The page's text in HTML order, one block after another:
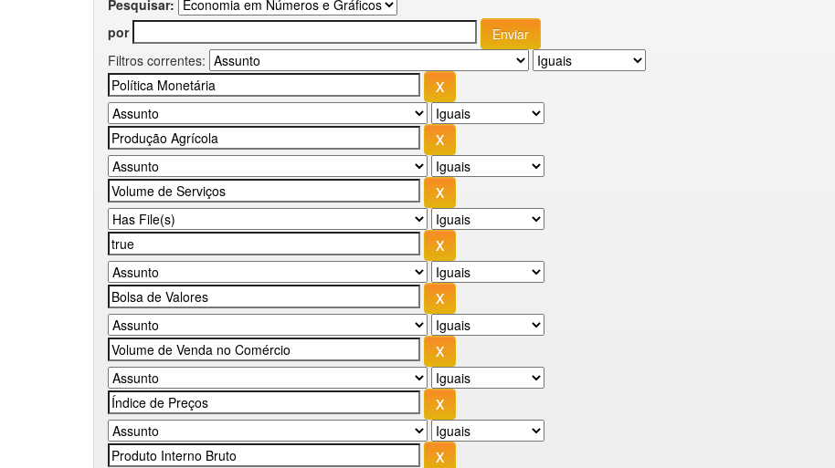
Pesquisar:
por
Filtros correntes: